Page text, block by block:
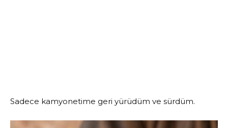
Sadece kamyonetime geri yürüdüm ve sürdüm.